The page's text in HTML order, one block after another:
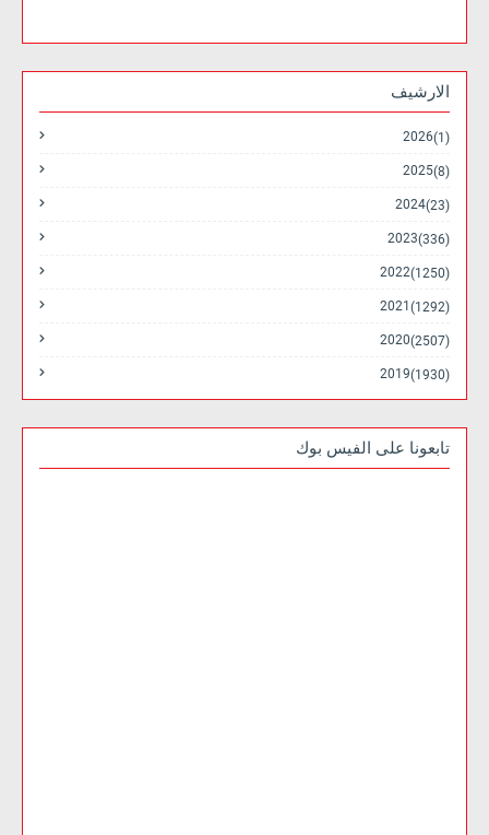
الارشيف
2026 (1)
2025 (8)
2024 (23)
2023 (336)
2022 (1250)
2021 (1292)
2020 (2507)
2019 (1930)
تابعونا على الفيس بوك